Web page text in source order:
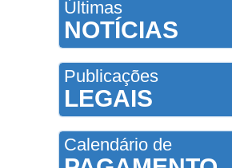
Últimas
NOTÍCIAS
Publicações
LEGAIS
Calendário de